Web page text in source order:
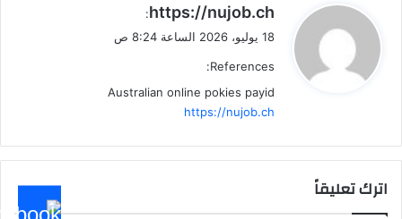
ي
ق
ل
https://nujob.ch
:
18 يوليو، 2026 الساعة 8:24 ص
References:
Australian online pokies payid
https://nujob.ch
اترك تعليقاً